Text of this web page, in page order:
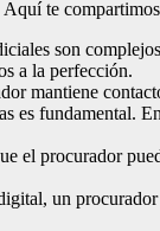
te
son
a la perfección.
mantiene
es fundamental.
el procurador
un